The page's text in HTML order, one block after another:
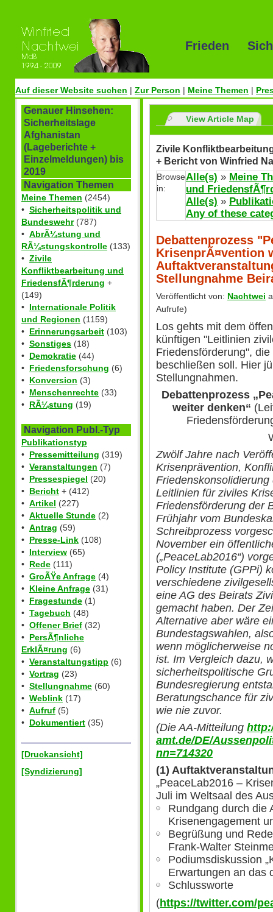
Frieden
Auf dieser Website suchen | Zur Person | Meine Themen |
Genauer Hinsehen:
Sicherheitslage
Afghanistan
(Lageberichte +
Einzelmeldungen) bis
2019
Navigation Themen
Meine Themen (2454)
• Sicherheitspolitik und
Bundeswehr(787)
• AbrÃ¼stung und
RÃ¼stungskontrolle (133)
• Zivile
Konfliktbearbeitung und
FriedensfÃ¶rderung +
(149)
• Internationale Politik
und Regionen (1159)
• Erinnerungsarbeit (103)
• Sonstiges (18)
• Demokratie (44)
• Friedensforschung (6)
• Konversion (3)
• Menschenrechte (33)
• RÃ¼stung (19)
Navigation Publ.-Typ
Publikationstyp
• Pressemitteilung (319)
• Veranstaltungen (7)
• Pressespiegel (20)
• Bericht + (412)
• Artikel (227)
• Aktuelle Stunde (2)
• Antrag (59)
• Presse-Link (108)
• Interview (65)
• Rede (111)
• GroÃŸe Anfrage (4)
• Kleine Anfrage (31)
• Fragestunde (1)
• Tagebuch (48)
• Offener Brief (32)
• PersÃ¶nliche
ErklÃ¤rung (6)
• Veranstaltungstipp (6)
• Vortrag (23)
• Stellungnahme (60)
• Weblink (17)
• Aufruf (5)
• Dokumentiert (35)
[Druckansicht]
[Syndizierung]
View Article Map
Zivile
+ Bericht von Winfried
Browse
in:
Alle(s) » Meine
und
Alle(s) »
Any of these
Debattenprozess
KrisenprÃ¤vention
Stellungnahme
Veröffentlicht von: Nachtwei
Aufrufe)
Los gehts mit dem
künftigen "Leitlinien
Friedensförderung",
beschließen soll. Hier
Stellungnahmen.
Debattenprozess
weiter denken“
Zwölf Jahre nach
Krisenprävention,
Friedenskonsolidierung
Leitlinien für ziviles
Friedensförderung der
Frühjahr vom
Schreibprozess
November ein
(„PeaceLab2016“)
Policy Institute (GPPi)
verschiedene
eine AG des Beirats
gemacht haben. Der
Alternative aber wäre
Bundestagswahlen,
wenn möglicherweise
ist. Im Vergleich dazu,
sicherheitspolitische
Bundesregierung
Beratungschance für
wie nie zuvor.
(Die AA-Mitteilung
amt.de/DE/
nn=714320
(1)
„PeaceLab2016 –
Juli im Weltsaal des
Rundgang durch die
Krisenengagement
Begrüßung und
Frank-Walter
Podiumsdiskussion
Erwartungen an das
Schlussworte
(https://twitter.com/